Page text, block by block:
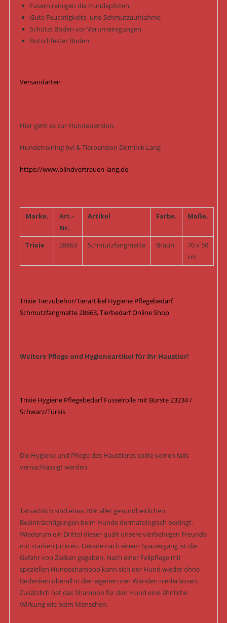
Fasern reinigen die Hundepfoten
Gute Feuchtigkeits- und Schmutzaufnahme
Schützt Böden vor Verunreinigungen
Rutschfester Boden
Versandarten
Hier geht es zur Hundepension.
Hundetraining bvl & Tierpension Dominik Lang
https://www.blindvertrauen-lang.de
Marke.
Art.-
Nr.
Artikel Farbe. Maße.
Trixie 28663 Schmutzfangmatte Braun
70 x 50
cm
Trixie Tierzubehör/Tierartikel Hygiene Pflegebedarf
Schmutzfangmatte 28663, Tierbedarf Online Shop
Weitere Pflege und Hygieneartikel für Ihr Haustier!
Trixie Hygiene Pflegebedarf Fusselrolle mit Bürste 23234 /
Schwarz/Türkis
Die Hygiene und Pflege des Haustieres sollte keinen falls
vernachlässigt werden.
Tatsächlich sind etwa 20% aller gesundheitlichen
Beeinträchtigungen beim Hunde dermatologisch bedingt.
Wiederum ein Drittel dieser quält unsere vierbeinigen Freunde
mit starken Juckreiz. Gerade nach einem Spaziergang ist die
Gefahr von Zecken gegeben. Nach einer Fellpflege mit
speziellen Hundeshampoo kann sich der Hund wieder ohne
Bedenken überall in den eigenen vier Wänden niederlassen.
Zusätzlich hat das Shampoo für den Hund eine ähnliche
Wirkung wie beim Menschen.